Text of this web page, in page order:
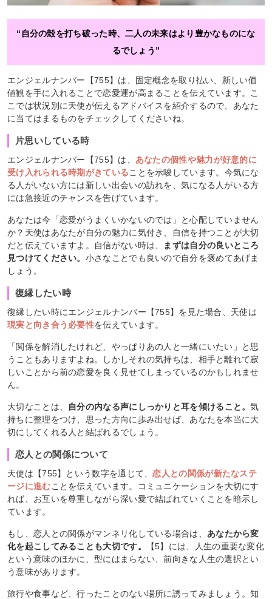
“自分の殻を打ち破った時、二人の未来はより豊かなものにな
るでしょう”
エンジェルナンバー【755】は、固定概念を取り払い、新しい価
値観を手に入れることで恋愛運が高まることを伝えています。こ
こでは状況別に天使が伝えるアドバイスを紹介するので、あなた
に当てはまるものをチェックしてくださいね。
片思いしている時
エンジェルナンバー【755】は、 あなたの個性や魅力が好意的に
受け入れられる時期がきていることを示唆しています。今気にな
る人がいない方には新しい出会いの訪れを、気になる人がいる方
には急接近のチャンスを告げています。
あなたは今「恋愛がうまくいかないのでは」と心配していません
か？天使はあなたが自分の魅力に気付き、自信を持つことが大切
だと伝えていますよ。自信がない時は、
まずは自分の良いところ
見つけてください。 小さなことでも良いので自分を褒めてあげま
しょう。
復縁したい時
復縁したい時にエンジェルナンバー【755】を見た場合、天使は
現実と向き合う必要性を伝えています。
「関係を解消したけれど、やっぱりあの人と一緒にいたい」と思
うこともありますよね。しかしそれの気持ちは、相手と離れて寂
しいことから前の恋愛を良く見せてしまっているのかもしれませ
ん。
大切なことは、 自分の内なる声にしっかりと耳を傾けること。気
持ちに整理をつけ、思った方向に歩み出せば、あなたを本当に大
切にしてくれる人と結ばれるでしょう。
恋人との関係について
天使は【755】という数字を通じて、恋人との関係が新たなステ
ージに進むことを伝えています。コミュニケーションを大切にす
れば、お互いを尊重しながら深い愛で結ばれていくことを暗示し
ています。
もし、恋人との関係がマンネリ化している場合は、 あなたから変
化を起こしてみることも大切です。
【5】には、人生の重要な変化
という意味のほかに、型にはまらない、前向きな人生の選択とい
う意味があります。
旅行や食事など、行ったことのない場所に誘ってみましょう。知